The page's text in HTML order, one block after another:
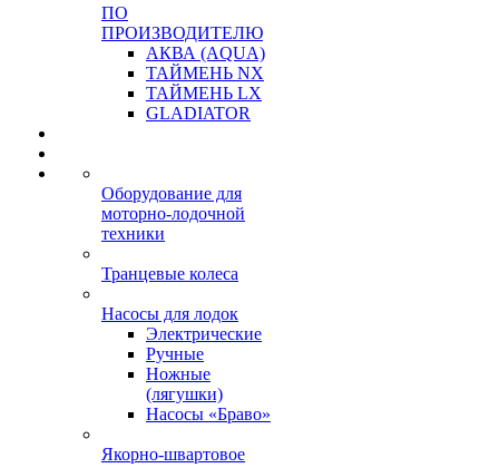
ПО
ПРОИЗВОДИТЕЛЮ
АКВА (AQUA)
ТАЙМЕНЬ NX
ТАЙМЕНЬ LX
GLADIATOR
Оборудование для
моторно-лодочной
техники
Транцевые колеса
Насосы для лодок
Электрические
Ручные
Ножные
(лягушки)
Насосы «Браво»
Якорно-швартовое